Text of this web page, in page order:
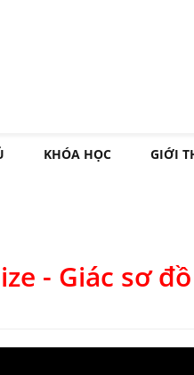
KHÓA HỌC GIỚI
- Giác sơ